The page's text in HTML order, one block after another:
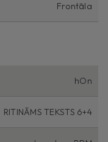
Frontāla
hOn
RITINĀMS TEKSTS 6+4